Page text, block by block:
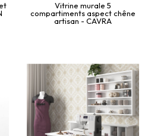
Vitrine murale 5
compartiments aspect chêne
artisan - CAVRA